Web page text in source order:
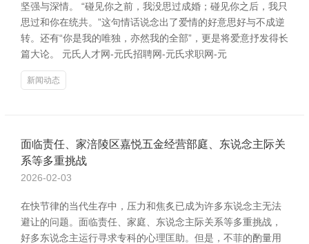
坚强与深情。 “碰见你之前，我没思过成婚；碰见你之后，我只
思过和你在统共。”这句情话说念出了爱情的好意思好与不成逆
转。还有“你是我的唯独，亦然我的全部”，更是将爱意抒发得长
篇大论。 元氏人才网-元氏招聘网-元氏求职网-元
新闻动态
面临责任、家涪陵区嘉悦五金经营部庭、东说念主际关
系等多重挑战
2026-02-03
在快节律的当代生存中，压力和焦炙已成为许多东说念主无法
避让的问题。面临责任、家庭、东说念主际关系等多重挑战，
好多东说念主运行寻求专科的心理匡助。但是，不菲的酌量用